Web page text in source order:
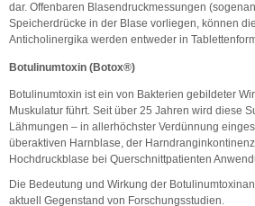
dar. Offenbaren Blasendruckmessungen
Speicherdrücke in der Blase vorliegen, können
Anticholinergika werden entweder in
Botulinumtoxin (Botox®)
Botulinumtoxin ist ein von Bakterien gebildeter
Muskulatur führt. Seit über 25 Jahren wird diese
Lähmungen – in allerhöchster Verdünnung
überaktiven Harnblase, der
Hochdruckblase bei Querschnittpatienten
Die Bedeutung und Wirkung der
aktuell Gegenstand von Forschungsstudien.